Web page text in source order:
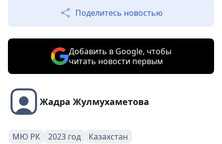
Поделитесь новостью
Добавить в Google, чтобы
читать новости первым
Жадра Жулмухаметова
МЮ РК 2023 год Казахстан